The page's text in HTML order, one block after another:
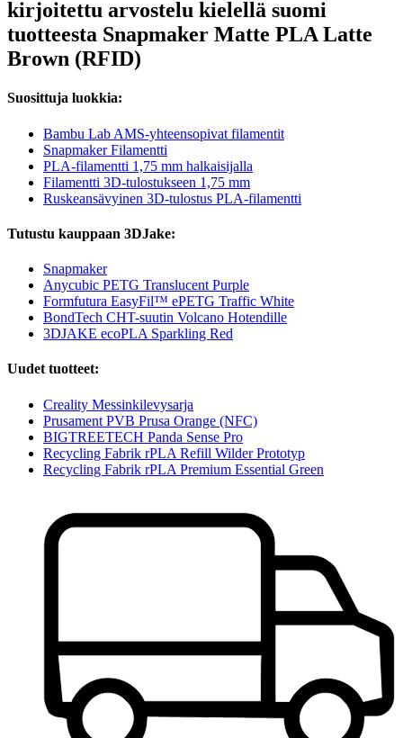
kirjoitettu arvostelu kielellä suomi
tuotteesta Snapmaker Matte PLA Latte
Brown (RFID)
Suosittuja luokkia:
Bambu Lab AMS-yhteensopivat filamentit
Snapmaker Filamentti
PLA-filamentti 1,75 mm halkaisijalla
Filamentti 3D-tulostukseen 1,75 mm
Ruskeansävyinen 3D-tulostus PLA-filamentti
Tutustu kauppaan 3DJake:
Snapmaker
Anycubic PETG Translucent Purple
Formfutura EasyFil™ ePETG Traffic White
BondTech CHT-suutin Volcano Hotendille
3DJAKE ecoPLA Sparkling Red
Uudet tuotteet:
Creality Messinkilevysarja
Prusament PVB Prusa Orange (NFC)
BIGTREETECH Panda Sense Pro
Recycling Fabrik rPLA Refill Wilder Prototyp
Recycling Fabrik rPLA Premium Essential Green